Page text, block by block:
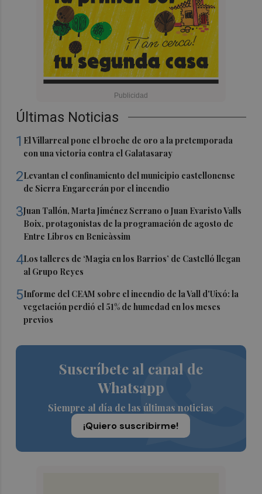
Últimas Noticias
1 El Villarreal pone el broche de oro a la pretemporada
con una victoria contra el Galatasaray
2Levantan el confinamiento del municipio castellonense
de Sierra Engarcerán por el incendio
3Juan Tallón, Marta Jiménez Serrano o Juan Evaristo Valls
Boix, protagonistas de la programación de agosto de
Entre Libros en Benicàssim
4Los talleres de ‘Magia en los Barrios’ de Castelló llegan
al Grupo Reyes
5Informe del CEAM sobre el incendio de la Vall d'Uixó: la
vegetación perdió el 51% de humedad en los meses
previos
Suscríbete al canal de
Whatsapp
Siempre al día de las últimas noticias
¡Quiero suscribirme!